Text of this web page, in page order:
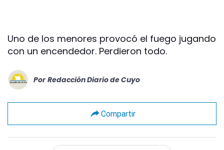
Uno de los menores provocó el fuego jugando
con un encendedor. Perdieron todo.
Por Redacción Diario de Cuyo
Compartir